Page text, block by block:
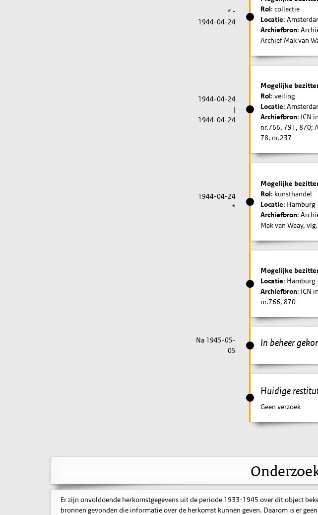
* -
1944-04-24
Rol: collectie
Locatie:
Archiefbron:
Archief Mak van
1944-04-24
|
1944-04-24
Mogelijke
Rol: veiling
Locatie:
Archiefbron: ICN
nr.766, 791, 870;
78, nr.237
1944-04-24
- *
Mogelijke
Rol: kunsthandel
Locatie: Hamburg
Archiefbron:
Mak van Waay,
Mogelijke
Locatie: Hamburg
Archiefbron: ICN
nr.766, 870
In beheer
Na 1945-05-
05
Huidige
Geen verzoek
Er zijn onvoldoende herkomstgegevens uit de periode 1933-1945 over dit object
bronnen gevonden die informatie over de herkomst kunnen geven. Daarom is er